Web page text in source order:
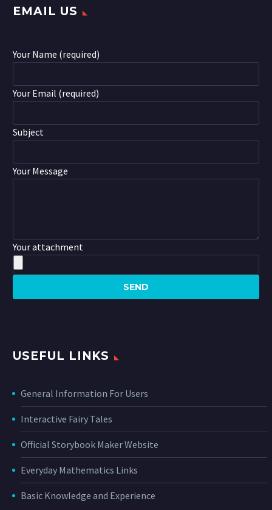
EMAIL US
Your Name (required)
Your Email (required)
Subject
Your Message
Your attachment
USEFUL LINKS
General Information For Users
Interactive Fairy Tales
Official Storybook Maker Website
Everyday Mathematics Links
Basic Knowledge and Experience